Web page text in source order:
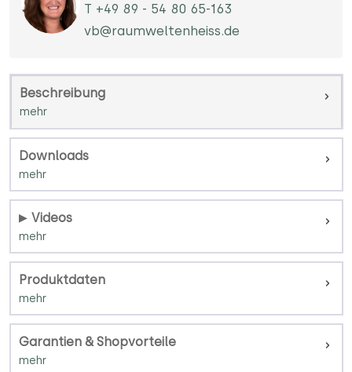
T +49 89 - 54 80 65-163
vb@raumweltenheiss.de
Beschreibung
Downloads
Videos
Produktdaten
Garantien & Shopvorteile